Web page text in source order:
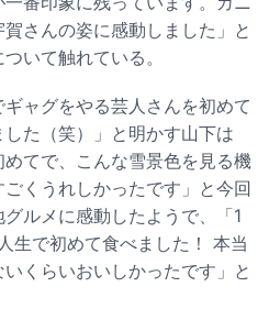
さんの姿に感動しました」と
いて触れている。
ギャグをやる芸人さんを初めて
た（笑）」と明かす山下は
めてで、こんな雪景色を見る機
くうれしかったです」と今回
ルメに感動したようで、「1
生で初めて食べました！ 本当
くらいおいしかったです」と